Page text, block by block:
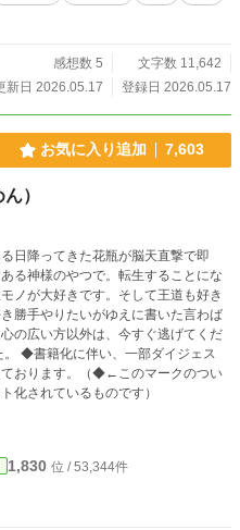
感想数 5
文字数 11,642
新日 2026.05.17
登録日 2026.05.17
お気に入り追加 7,603
）
日降ってきた花瓶が脳天直撃で即
る神様のやつで。転生することにな
ノが大好きです。そして王道も好き
勝手やりたいがゆえに書いた言わば
の広い方以外は、今すぐ逃げてくだ
◆書籍化に伴い、一部ダイジェス
ております。（◆←このマークのつい
化されているものです）
1,830 位 / 53,344件